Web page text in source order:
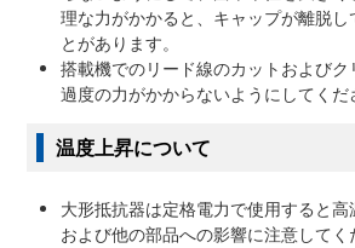
理な力がかかると、キャップが離脱し
とがあります。
搭載機でのリード線のカットおよび
過度の力がかからないようにしてくだ
温度上昇について
大形抵抗器は定格電力で使用すると
および他の部品への影響に注意してく